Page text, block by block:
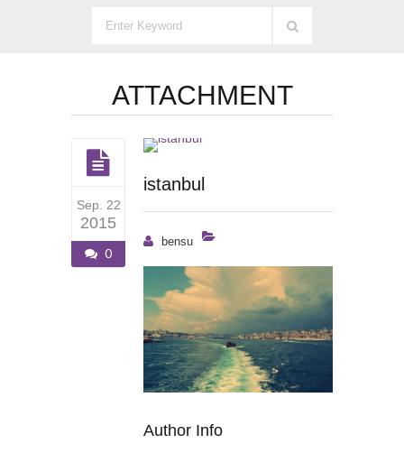
ATTACHMENT
Sep. 22
2015
0
istanbul
bensu
Author Info